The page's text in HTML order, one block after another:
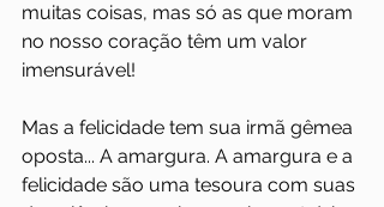
muitas coisas, mas só as que moram
no nosso coração têm um valor
imensurável!
Mas a felicidade tem sua irmã gêmea
oposta... A amargura. A amargura e a
felicidade são uma tesoura com suas